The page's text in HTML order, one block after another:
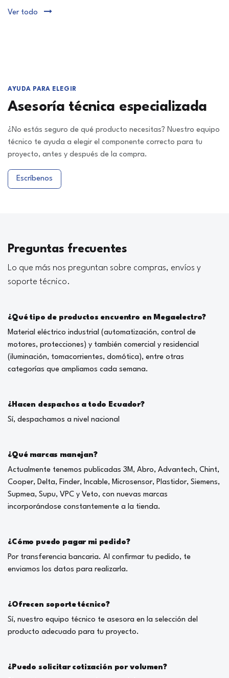
Ver todo
AYUDA PARA ELEGIR
Asesoría técnica especializada
¿No estás seguro de qué producto necesitas? Nuestro equipo
técnico te ayuda a elegir el componente correcto para tu
proyecto, antes y después de la compra.
Escríbenos
Preguntas frecuentes
Lo que más nos preguntan sobre compras, envíos y
soporte técnico.
¿Qué tipo de productos encuentro en Megaelectro?
Material eléctrico industrial (automatización, control de
motores, protecciones) y también comercial y residencial
(iluminación, tomacorrientes, domótica), entre otras
categorías que ampliamos cada semana.
¿Hacen despachos a todo Ecuador?
Sí, despachamos a nivel nacional
¿Qué marcas manejan?
Actualmente tenemos publicadas 3M, Abro, Advantech, Chint,
Cooper, Delta, Finder, Incable, Microsensor, Plastidor, Siemens,
Supmea, Supu, VPC y Veto, con nuevas marcas
incorporándose constantemente a la tienda.
¿Cómo puedo pagar mi pedido?
Por transferencia bancaria. Al confirmar tu pedido, te
enviamos los datos para realizarla.
¿Ofrecen soporte técnico?
Sí, nuestro equipo técnico te asesora en la selección del
producto adecuado para tu proyecto.
¿Puedo solicitar cotización por volumen?